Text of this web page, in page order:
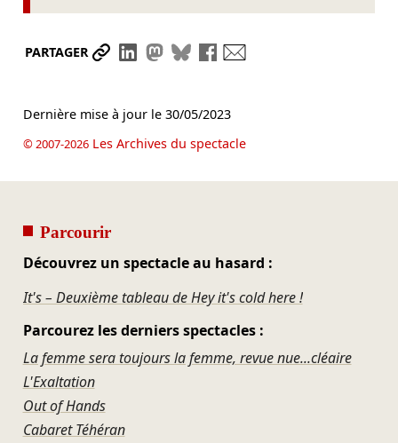
PARTAGER Partager le lien
Partager sur LinkedIn
Partager sur Mastodon
Partager sur Bluesky
Partager sur Facebook
Dernière mise à jour le 30/05/2023
© 2007-2026Les Archives du spectacle
Parcourir
Découvrez un spectacle au hasard :
It's – Deuxième tableau de Hey it's cold here !
Parcourez les derniers spectacles :
La femme sera toujours la femme, revue nue...cléaire
L'Exaltation
Out of Hands
Cabaret Téhéran